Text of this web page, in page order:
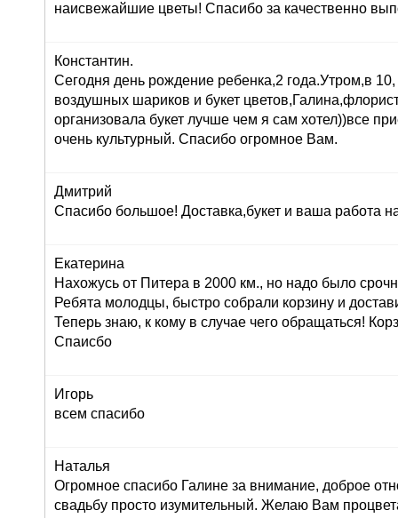
наисвежайшие цветы! Спасибо за качественно
Константин.
Сегодня день рождение ребенка,2 года.Утром,в 10,
воздушных шариков и букет
организовала букет лучше чем я сам хотел))все
очень культурный. Спасибо огромное Вам.
Дмитрий
Спасибо большое! Доставка,букет и ваша работа
Екатерина
Нахожусь от Питера в 2000 км., но надо было
Ребята молодцы, быстро собрали корзину и
Теперь знаю, к кому в случае чего обращаться!
Спаисбо
Игорь
всем спасибо
Наталья
Огромное спасибо Галине за внимание, доброе
свадьбу просто изумительный. Желаю Вам